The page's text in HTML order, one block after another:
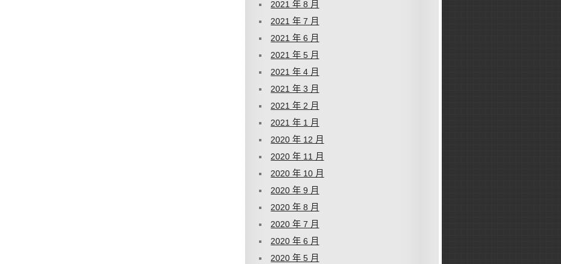
2021 年 8 月
2021 年 7 月
2021 年 6 月
2021 年 5 月
2021 年 4 月
2021 年 3 月
2021 年 2 月
2021 年 1 月
2020 年 12 月
2020 年 11 月
2020 年 10 月
2020 年 9 月
2020 年 8 月
2020 年 7 月
2020 年 6 月
2020 年 5 月